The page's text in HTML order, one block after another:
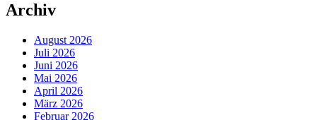
Archiv
August 2026
Juli 2026
Juni 2026
Mai 2026
April 2026
März 2026
Februar 2026